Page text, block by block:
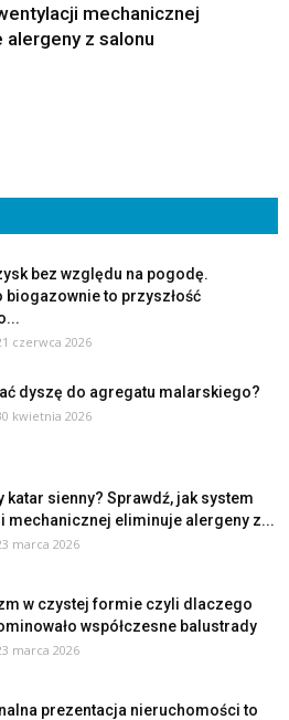
mechanicznej
alergeny z salonu
bez względu na pogodę.
biogazownie to przyszłość
czerwca 2026
dyszę do agregatu malarskiego?
kwietnia 2026
katar sienny? Sprawdź, jak system
mechanicznej eliminuje alergeny z...
marca 2026
w czystej formie czyli dlaczego
współczesne balustrady
marca 2026
prezentacja nieruchomości to